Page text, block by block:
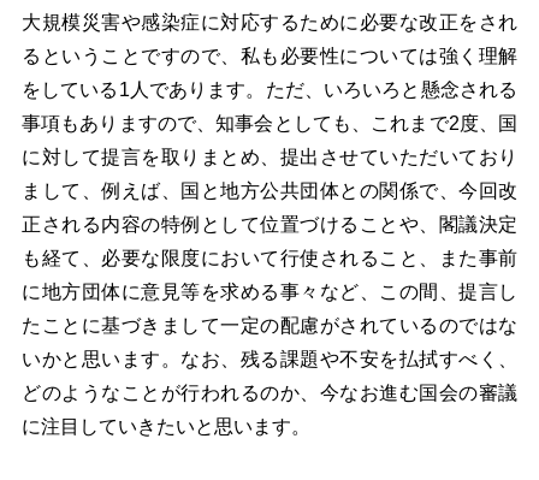
大規模災害や感染症に対応するために必要な改正をされ
るということですので、私も必要性については強く理解
をしている1人であります。ただ、いろいろと懸念される
事項もありますので、知事会としても、これまで2度、国
に対して提言を取りまとめ、提出させていただいており
まして、例えば、国と地方公共団体との関係で、今回改
正される内容の特例として位置づけることや、閣議決定
も経て、必要な限度において行使されること、また事前
に地方団体に意見等を求める事々など、この間、提言し
たことに基づきまして一定の配慮がされているのではな
いかと思います。なお、残る課題や不安を払拭すべく、
どのようなことが行われるのか、今なお進む国会の審議
に注目していきたいと思います。